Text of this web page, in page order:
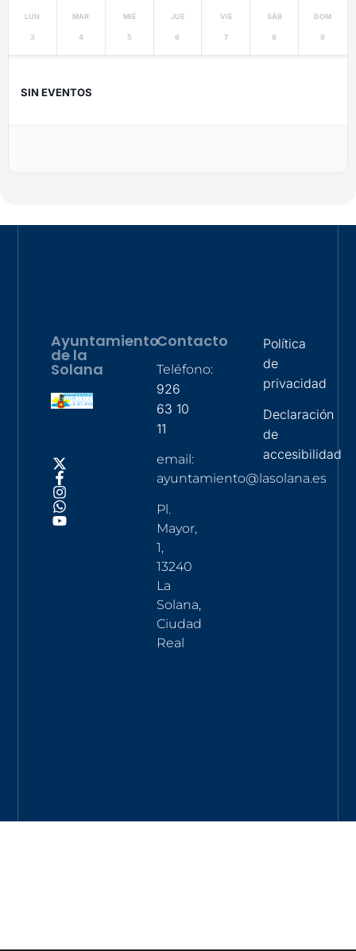
LUN
3
MAR
4
MIÉ
5
JUE
6
VIE
7
SÁB
8
DOM
9
SIN EVENTOS
Ayuntamiento
de la
Solana
Contacto
Teléfono:
926
63 10
11
email:
ayuntamiento@lasolana.es
Pl.
Mayor,
1,
13240
La
Solana,
Ciudad
Real
Política
de
privacidad
Declaración
de
accesibilidad